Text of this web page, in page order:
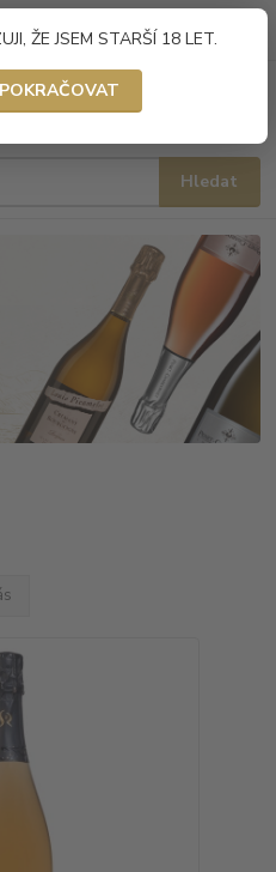
ŽE JSEM STARŠÍ 18 LET.
POKRAČOVAT
Hledat
za0 Kč